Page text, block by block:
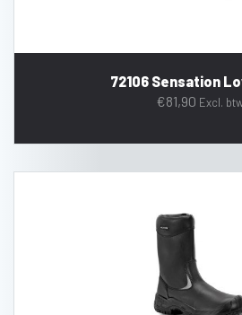
72106 Sensation
€81,90 Excl.